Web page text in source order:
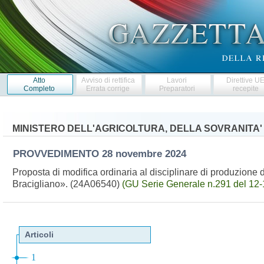
Atto
Completo
Avviso di rettifica
Errata corrige
Lavori
Preparatori
Direttive
recepite
MINISTERO DELL'AGRICOLTURA, DELLA
PROVVEDIMENTO 28 novembre 2024
Proposta di modifica ordinaria al disciplinare di
Bracigliano». (24A06540) (GU Serie Generale n.291 del